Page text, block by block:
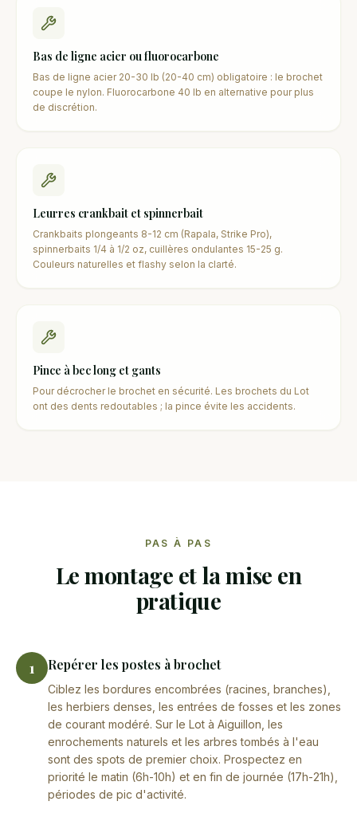
Bas de ligne acier ou fluorocarbone
Bas de ligne acier 20-30 lb (20-40 cm) obligatoire : le brochet
coupe le nylon. Fluorocarbone 40 lb en alternative pour plus
de discrétion.
Leurres crankbait et spinnerbait
Crankbaits plongeants 8-12 cm (Rapala, Strike Pro),
spinnerbaits 1/4 à 1/2 oz, cuillères ondulantes 15-25 g.
Couleurs naturelles et flashy selon la clarté.
Pince à bec long et gants
Pour décrocher le brochet en sécurité. Les brochets du Lot
ont des dents redoutables ; la pince évite les accidents.
PAS À PAS
Le montage et la mise en
pratique
1 Repérer les postes à brochet
Ciblez les bordures encombrées (racines, branches),
les herbiers denses, les entrées de fosses et les zones
de courant modéré. Sur le Lot à Aiguillon, les
enrochements naturels et les arbres tombés à l'eau
sont des spots de premier choix. Prospectez en
priorité le matin (6h-10h) et en fin de journée (17h-21h),
périodes de pic d'activité.